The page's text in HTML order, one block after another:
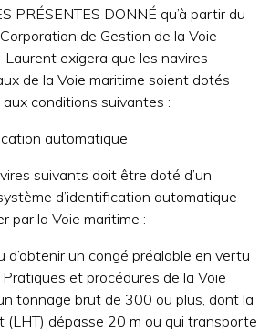
PRÉSENTES DONNÉ qu’à partir du
de Gestion de la Voie
exigera que les navires
de la Voie maritime soient dotés
aux conditions suivantes :
automatique
suivants doit être doté d’un
d’identification automatique
par la Voie maritime :
d’obtenir un congé préalable en vertu
Pratiques et procédures de la Voie
tonnage brut de 300 ou plus, dont la
(LHT) dépasse 20 m ou qui transporte